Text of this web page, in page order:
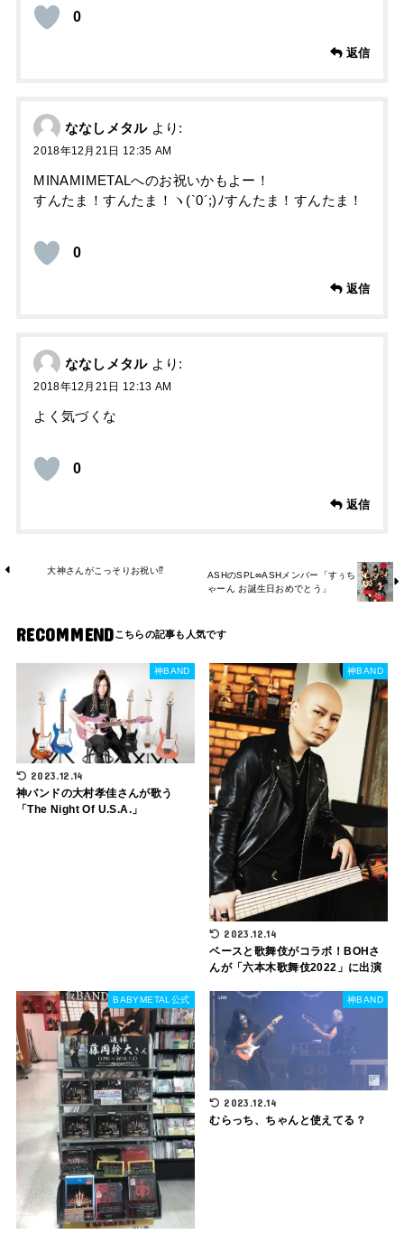
0
返信
ななしメタル より:
2018年12月21日 12:35 AM
MINAMIMETALへのお祝いかもよー！
すんたま！すんたま！ヽ(`0´;)ﾉすんたま！すんたま！
0
返信
ななしメタル より:
2018年12月21日 12:13 AM
よく気づくな
0
返信
大神さんがこっそりお祝い⁉
ASHのSPL∞ASHメンバー「すぅち
ゃーん お誕生日おめでとう」
RECOMMEND
神BAND
2023.12.14
神バンドの大村孝佳さんが歌う
「The Night Of U.S.A.」
神BAND
2023.12.14
ベースと歌舞伎がコラボ！BOHさ
んが「六本木歌舞伎2022」に出演
BABYMETAL公式 神BAND
2023.12.14
むらっち、ちゃんと使えてる？